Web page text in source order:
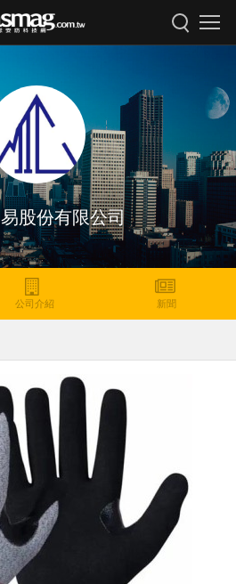
股份有限公司
公司介紹 新聞